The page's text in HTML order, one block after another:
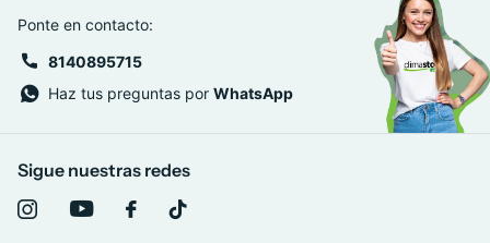
Ponte en contacto:
8140895715
Haz tus preguntas por WhatsApp
Sigue nuestras redes